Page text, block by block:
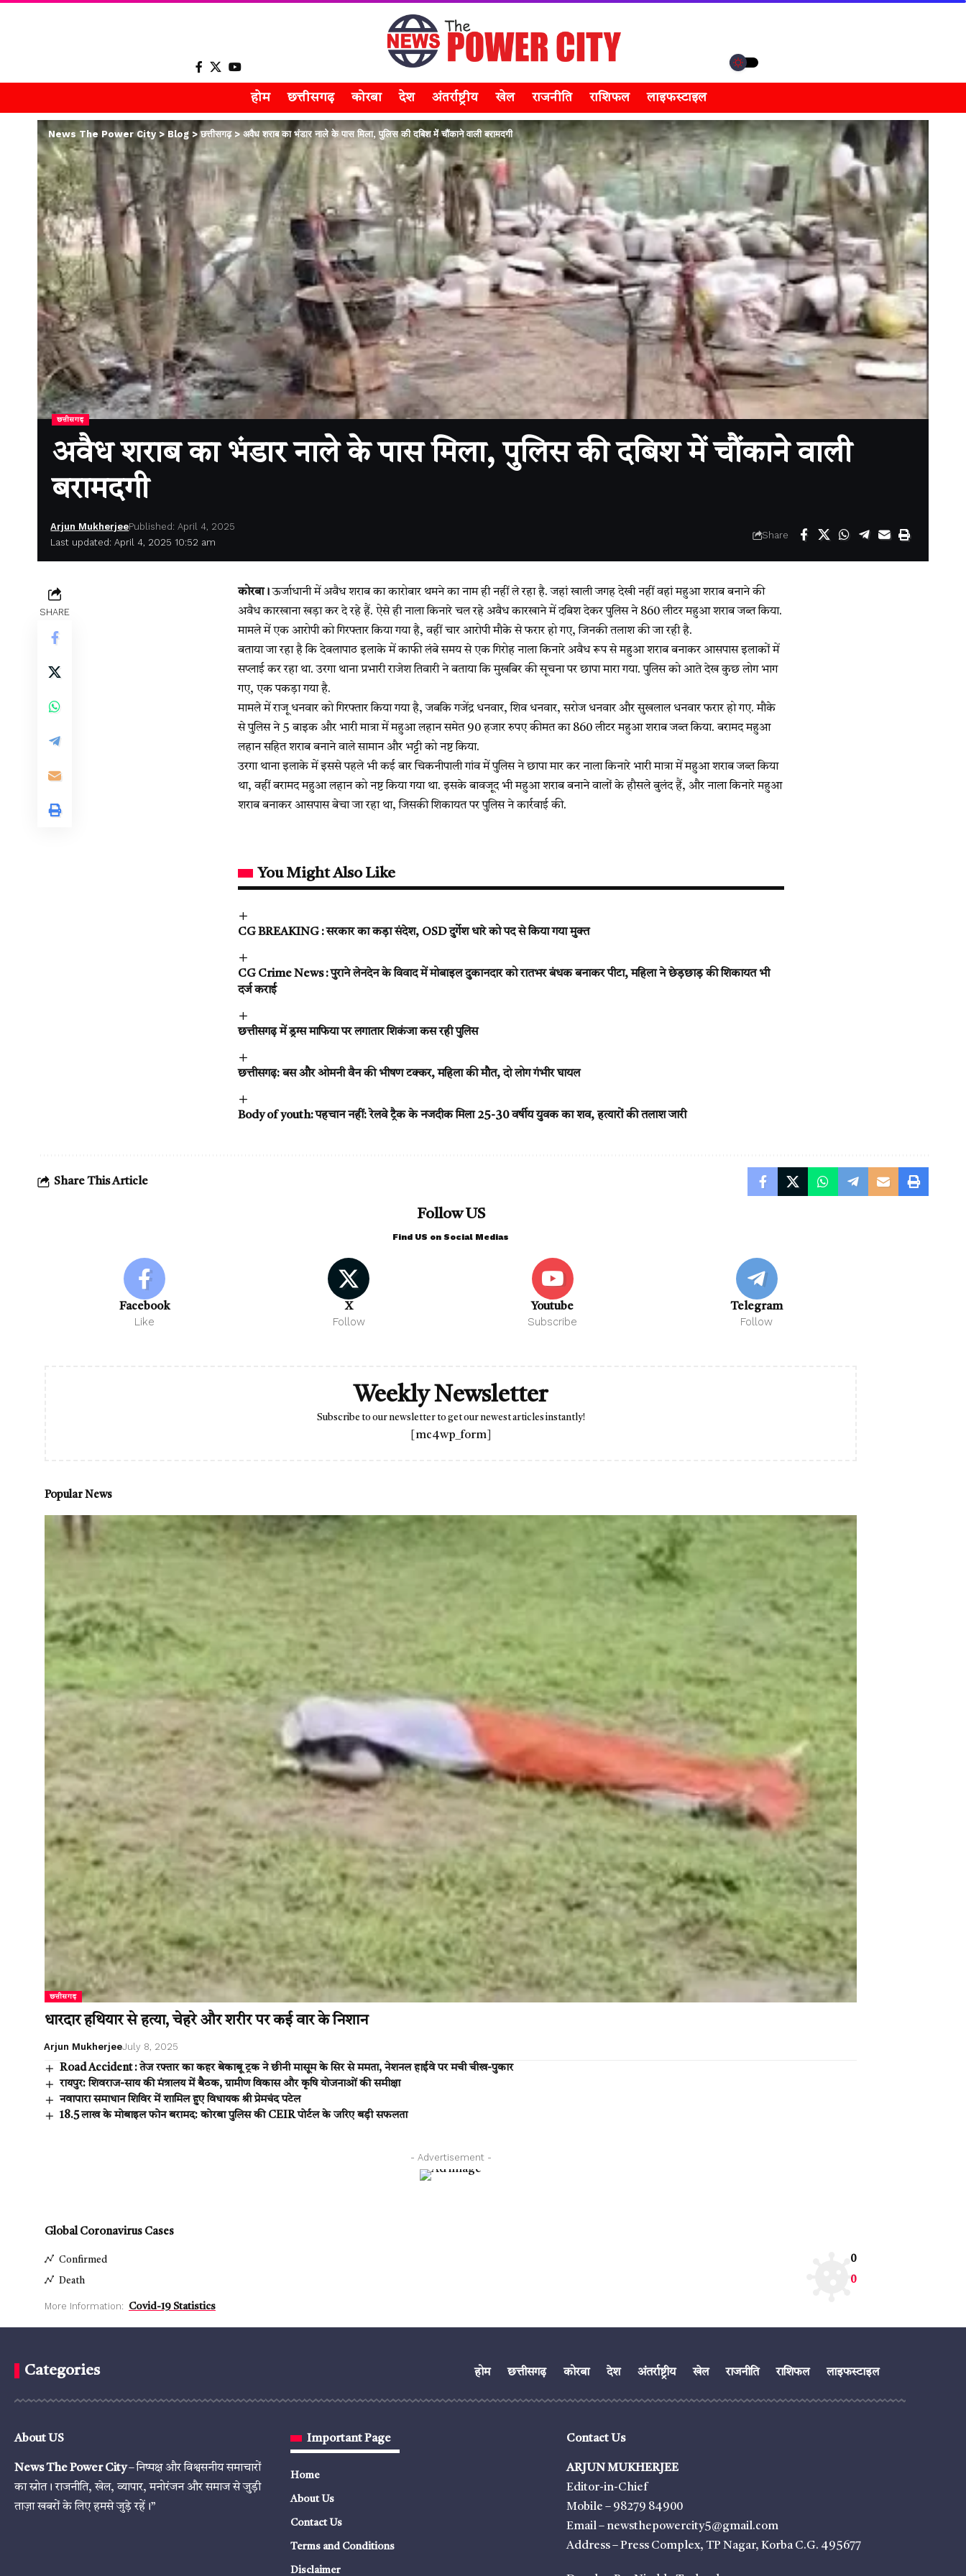
होम छत्तीसगढ़ कोरबा देश अंतर्राष्ट्रीय खेल राजनीति राशिफल लाइफस्टाइल
News The Power City> Blog >छत्तीसगढ़>अवैध शराब का भंडार नाले के पास मिला, पुलिस की दबिश में चौंकाने वाली बरामदगी
छत्तीसगढ़
अवैध शराब का भंडार नाले के पास मिला, पुलिस की दबिश में चौंकाने वाली
बरामदगी
Last updated: April 4, 2025 10:52 am
Arjun MukherjeePublished: April 4, 2025
Share
SHARE
कोरबा। ऊर्जाधानी में अवैध शराब का कारोबार थमने का नाम ही नहीं ले रहा है. जहां खाली जगह देखी नहीं वहां महुआ शराब बनाने की
अवैध कारखाना खड़ा कर दे रहे हैं. ऐसे ही नाला किनारे चल रहे अवैध कारखाने में दबिश देकर पुलिस ने 860 लीटर महुआ शराब जब्त किया.
मामले में एक आरोपी को गिरफ्तार किया गया है, वहीं चार आरोपी मौके से फरार हो गए, जिनकी तलाश की जा रही है.
बताया जा रहा है कि देवलापाठ इलाके में काफी लंबे समय से एक गिरोह नाला किनारे अवैध रूप से महुआ शराब बनाकर आसपास इलाकों में
सप्लाई कर रहा था. उरगा थाना प्रभारी राजेश तिवारी ने बताया कि मुखबिर की सूचना पर छापा मारा गया. पुलिस को आते देख कुछ लोग भाग
गए, एक पकड़ा गया है.
मामले में राजू धनवार को गिरफ्तार किया गया है, जबकि गजेंद्र धनवार, शिव धनवार, सरोज धनवार और सुखलाल धनवार फरार हो गए. मौके
से पुलिस ने 5 बाइक और भारी मात्रा में महुआ लहान समेत 90 हजार रुपए कीमत का 860 लीटर महुआ शराब जब्त किया. बरामद महुआ
लहान सहित शराब बनाने वाले सामान और भट्टी को नष्ट किया.
उरगा थाना इलाके में इससे पहले भी कई बार चिकनीपाली गांव में पुलिस ने छापा मार कर नाला किनारे भारी मात्रा में महुआ शराब जब्त किया
था, वहीं बरामद महुआ लहान को नष्ट किया गया था. इसके बावजूद भी महुआ शराब बनाने वालों के हौसले बुलंद हैं, और नाला किनारे महुआ
शराब बनाकर आसपास बेचा जा रहा था, जिसकी शिकायत पर पुलिस ने कार्रवाई की.
You Might Also Like
CG BREAKING : सरकार का कड़ा संदेश, OSD दुर्गेश धारे को पद से किया गया मुक्त
CG Crime News : पुराने लेनदेन के विवाद में मोबाइल दुकानदार को रातभर बंधक बनाकर पीटा, महिला ने छेड़छाड़ की शिकायत भी
दर्ज कराई
छत्तीसगढ़ में ड्रग्स माफिया पर लगातार शिकंजा कस रही पुलिस
छत्तीसगढ़: बस और ओमनी वैन की भीषण टक्कर, महिला की मौत, दो लोग गंभीर घायल
Body of youth: पहचान नहीं: रेलवे ट्रैक के नजदीक मिला 25-30 वर्षीय युवक का शव, हत्यारों की तलाश जारी
Share This Article
Follow US
Find US on Social Medias
Facebook
Like
X
Follow
Youtube
Subscribe
Telegram
Follow
Weekly Newsletter
Subscribe to our newsletter to get our newest articles instantly!
[mc4wp_form]
Popular News
छत्तीसगढ़
धारदार हथियार से हत्या, चेहरे और शरीर पर कई वार के निशान
Arjun MukherjeeJuly 8, 2025
Road Accident : तेज रफ्तार का कहर बेकाबू ट्रक ने छीनी मासूम के सिर से ममता, नेशनल हाईवे पर मची चीख-पुकार
रायपुर: शिवराज-साय की मंत्रालय में बैठक, ग्रामीण विकास और कृषि योजनाओं की समीक्षा
नवापारा समाधान शिविर में शामिल हुए विधायक श्री प्रेमचंद पटेल
18.5 लाख के मोबाइल फोन बरामद: कोरबा पुलिस की CEIR पोर्टल के जरिए बड़ी सफलता
- Advertisement -
Global Coronavirus Cases
Confirmed 0
Death 0
More Information: Covid-19 Statistics
Categories होम छत्तीसगढ़ कोरबा देश अंतर्राष्ट्रीय खेल राजनीति राशिफल लाइफस्टाइल
About US
News The Power City– निष्पक्ष और विश्वसनीय समाचारों
का स्रोत। राजनीति, खेल, व्यापार, मनोरंजन और समाज से जुड़ी
ताज़ा खबरों के लिए हमसे जुड़े रहें।”
Important Page
Home
About Us
Contact Us
Terms and Conditions
Disclaimer
Contact Us
ARJUN MUKHERJEE
Editor-in-Chief
Mobile – 98279 84900
Email – newsthepowercity5@gmail.com
Address – Press Complex, TP Nagar, Korba C.G. 495677